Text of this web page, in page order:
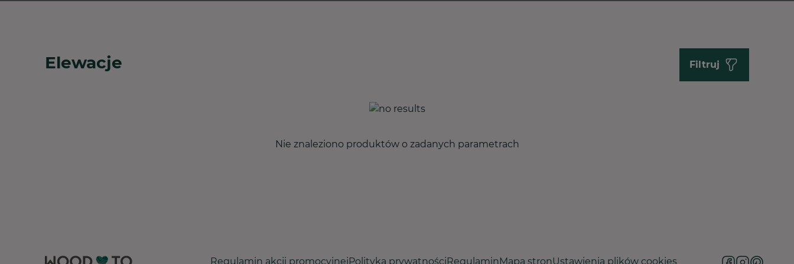
Elewacje Filtruj
Nie znaleziono produktów o zadanych parametrach
Regulamin akcji promocyjnejPolityka prywatnościRegulaminMapa stronUstawienia plików cookies